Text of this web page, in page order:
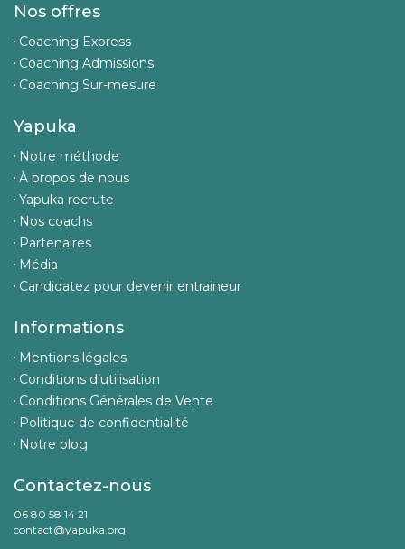
Nos offres
Coaching Express
Coaching Admissions
Coaching Sur-mesure
Yapuka
Notre méthode
À propos de nous
Yapuka recrute
Nos coachs
Partenaires
Média
Candidatez pour devenir entraineur
Informations
Mentions légales
Conditions d’utilisation
Conditions Générales de Vente
Politique de confidentialité
Notre blog
Contactez-nous
06 80 58 14 21
contact@yapuka.org